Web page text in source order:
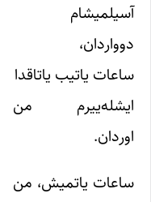
آسیلمیشام
دوواردان،
ساعات یاتیب یاتاقدا
ایشله‌ییرم من
اوردان.
ساعات یاتمیش، من